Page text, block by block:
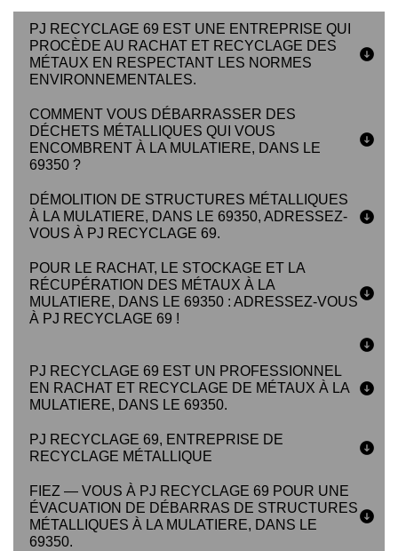
PJ RECYCLAGE 69 EST UNE ENTREPRISE QUI
PROCÈDE AU RACHAT ET RECYCLAGE DES
MÉTAUX EN RESPECTANT LES NORMES
ENVIRONNEMENTALES.
COMMENT VOUS DÉBARRASSER DES
DÉCHETS MÉTALLIQUES QUI VOUS
ENCOMBRENT À LA MULATIERE, DANS LE
69350 ?
DÉMOLITION DE STRUCTURES MÉTALLIQUES
À LA MULATIERE, DANS LE 69350, ADRESSEZ-
VOUS À PJ RECYCLAGE 69.
POUR LE RACHAT, LE STOCKAGE ET LA
RÉCUPÉRATION DES MÉTAUX À LA
MULATIERE, DANS LE 69350 : ADRESSEZ-VOUS
À PJ RECYCLAGE 69 !
PJ RECYCLAGE 69 EST UN PROFESSIONNEL
EN RACHAT ET RECYCLAGE DE MÉTAUX À LA
MULATIERE, DANS LE 69350.
PJ RECYCLAGE 69, ENTREPRISE DE
RECYCLAGE MÉTALLIQUE
FIEZ — VOUS À PJ RECYCLAGE 69 POUR UNE
ÉVACUATION DE DÉBARRAS DE STRUCTURES
MÉTALLIQUES À LA MULATIERE, DANS LE
69350.